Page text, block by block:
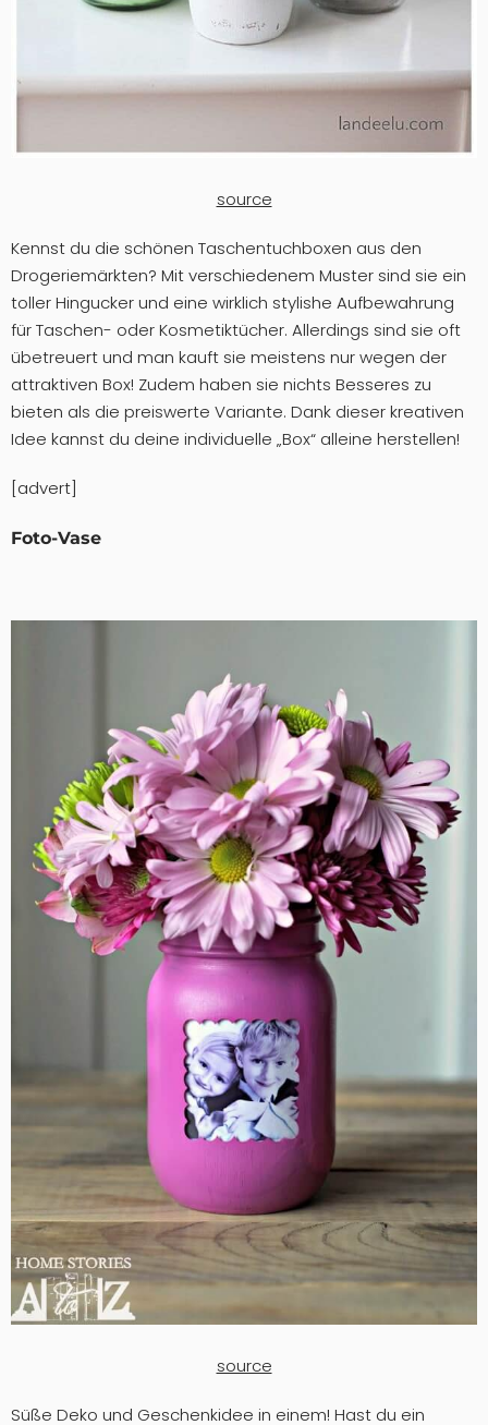
source
Kennst du die schönen Taschentuchboxen aus den
Drogeriemärkten? Mit verschiedenem Muster sind sie ein
toller Hingucker und eine wirklich stylishe Aufbewahrung
für Taschen- oder Kosmetiktücher. Allerdings sind sie oft
übetreuert und man kauft sie meistens nur wegen der
attraktiven Box! Zudem haben sie nichts Besseres zu
bieten als die preiswerte Variante. Dank dieser kreativen
Idee kannst du deine individuelle „Box“ alleine herstellen!
[advert]
Foto-Vase
source
Süße Deko und Geschenkidee in einem! Hast du ein